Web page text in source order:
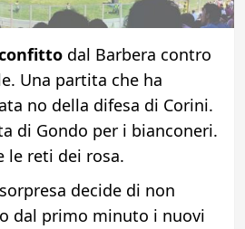
dal Barbera contro
Una partita che ha
no della difesa di Corini.
di Gondo per i bianconeri.
le reti dei rosa.
decide di non
dal primo minuto i nuovi